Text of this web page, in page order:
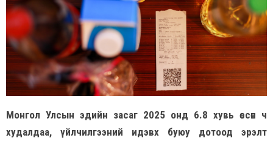
Монгол Улсын эдийн засаг 2025 онд 6.8 хувь өссөн ч
худалдаа, үйлчилгээний идэвх буюу дотоод эрэлт